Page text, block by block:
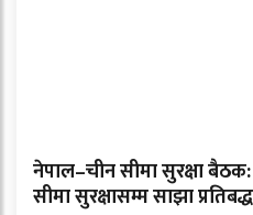
नेपाल–चीन सीमा सुरक्षा
सीमा सुरक्षासम्म साझा